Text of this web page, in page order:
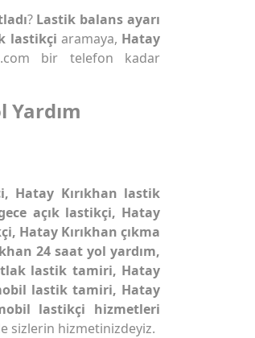
? Lastik balans ayarı
lastikçi aramaya, Hatay
bir telefon kadar
Yardım
Hatay Kırıkhan lastik
açık lastikçi, Hatay
Hatay Kırıkhan çıkma
24 saat yol yardım,
lastik tamiri, Hatay
lastik tamiri, Hatay
lastikçi hizmetleri
sizlerin hizmetinizdeyiz.